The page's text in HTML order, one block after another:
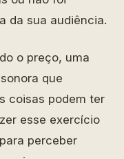
da sua audiência.
o preço, uma
que
coisas podem ter
esse exercício
perceber